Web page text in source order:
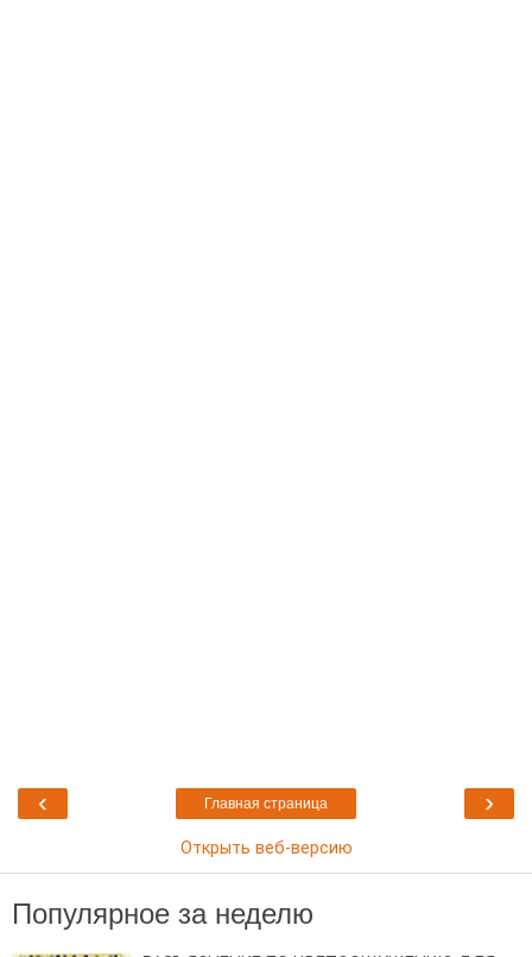
‹ ›
Главная страница
Открыть веб-версию
Популярное за неделю